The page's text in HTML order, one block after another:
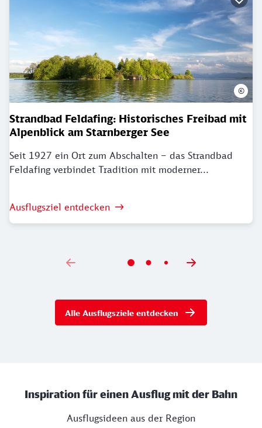
Strandbad Feldafing: Historisches Freibad mit
Alpenblick am Starnberger See
Seit 1927 ein Ort zum Abschalten – das Strandbad
Feldafing verbindet Tradition mit moderner...
Ausflugsziel entdecken
©
Alle Ausflugsziele entdecken
Inspiration für einen Ausflug mit der Bahn
Ausflugsideen aus der Region